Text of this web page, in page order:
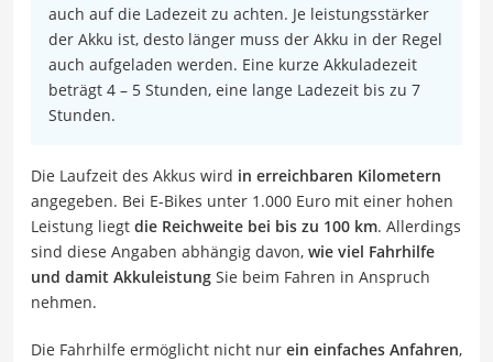
auch auf die Ladezeit zu achten. Je leistungsstärker
der Akku ist, desto länger muss der Akku in der Regel
auch aufgeladen werden. Eine kurze Akkuladezeit
beträgt 4 – 5 Stunden, eine lange Ladezeit bis zu 7
Stunden.
Die Laufzeit des Akkus wird in erreichbaren Kilometern
angegeben. Bei E-Bikes unter 1.000 Euro mit einer hohen
Leistung liegt die Reichweite bei bis zu 100 km. Allerdings
sind diese Angaben abhängig davon, wie viel Fahrhilfe
und damit Akkuleistung Sie beim Fahren in Anspruch
nehmen.
Die Fahrhilfe ermöglicht nicht nur ein einfaches Anfahren,